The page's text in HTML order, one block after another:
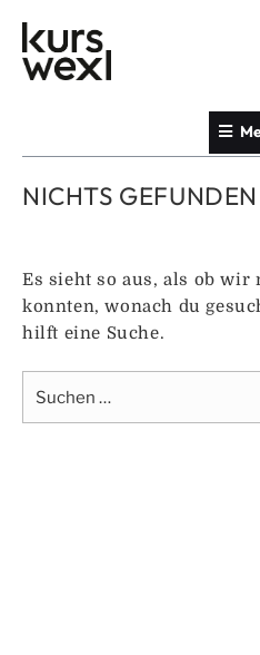
Inhalt
springen
NICHTS GEFUNDEN
Es sieht so aus, als ob wir
konnten, wonach du
hilft eine Suche.
nach: